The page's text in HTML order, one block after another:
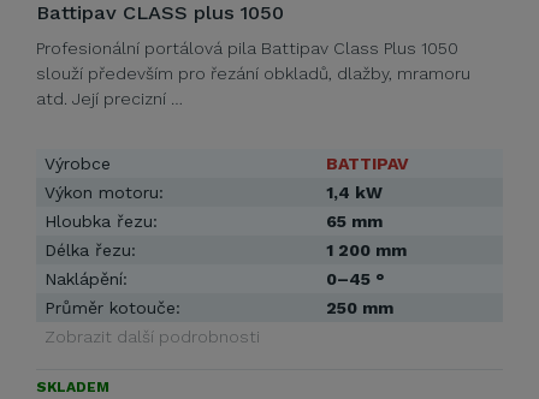
Battipav CLASS plus 1050
Profesionální portálová pila Battipav Class Plus 1050
slouží především pro řezání obkladů, dlažby, mramoru
atd. Její precizní …
Výrobce
BATTIPAV
Výkon motoru:
1,4 kW
Hloubka řezu:
65 mm
Délka řezu:
1 200 mm
Naklápění:
0–45 °
Průměr kotouče:
250 mm
Zobrazit další podrobnosti
SKLADEM